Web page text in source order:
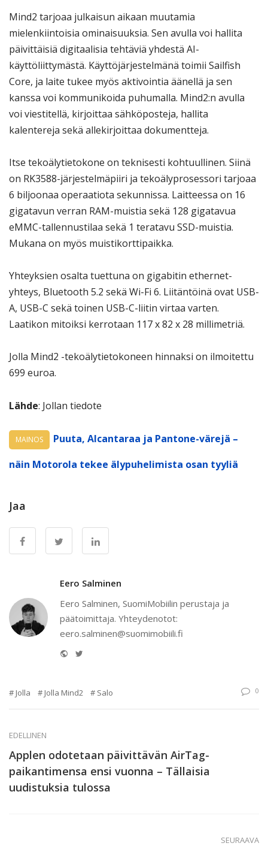
Mind2 tarjoaa julkaisun aikaan muutamia
mielenkiintoisia ominaisuuksia. Sen avulla voi hallita
päivittäisiä digitaalisia tehtäviä yhdestä AI-
käyttöliittymästä. Käyttöjärjestelmänä toimii Sailfish
Core, ja laite tukee myös aktivointia äänellä ja sen
kanssa voi kommunikoida puhumalla. Mind2:n avulla
voi viestitellä, kirjoittaa sähköposteja, hallita
kalentereja sekä allekirjoittaa dokumentteja.
Itse tekoälytietokone on teknisesti kohtuullinen. Siinä
on RK3588-järjestelmäpiiri ja tekoälyprosessori tarjoaa
6 biljoonaa operaatiota sekunnissa. Laitteessa on 16
gigatavun verran RAM-muistia sekä 128 gigatavua
eMMC-tallennustilaa sekä 1 teratavu SSD-muistia.
Mukana on myös muistikorttipaikka.
Yhteyksien osalta tuettuna on gigabitin ethernet-
yhteys, Bluetooth 5.2 sekä Wi-Fi 6. Liitäntöinä ovat USB-
A, USB-C sekä toinen USB-C-liitin virtaa varten.
Laatikon mitoiksi kerrotaan 117 x 82 x 28 millimetriä.
Jolla Mind2 -tekoälytietokoneen hinnaksi on ilmoitettu
699 euroa.
Lähde: Jollan tiedote
MAINOS
Puuta, Alcantaraa ja Pantone-värejä –
näin Motorola tekee älypuhelimista osan tyyliä
Jaa
Eero Salminen
Eero Salminen, SuomiMobiilin perustaja ja
päätoimittaja. Yhteydenotot:
eero.salminen@suomimobiili.fi
Website
Jolla Jolla Mind2 Salo 0
EDELLINEN
Applen odotetaan päivittävän AirTag-
paikantimensa ensi vuonna – Tällaisia
uudistuksia tulossa
SEURAAVA